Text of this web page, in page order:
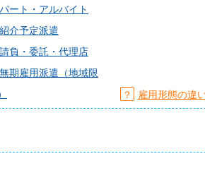
パート・アルバイト
紹介予定派遣
請負・委託・代理店
無期雇用派遣（地域限
？ 雇用形態の違